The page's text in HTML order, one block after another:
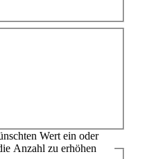
Wert ein oder
Anzahl zu erhöhen